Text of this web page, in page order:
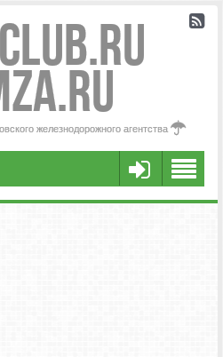
Club.RU
железнодорожного агентства